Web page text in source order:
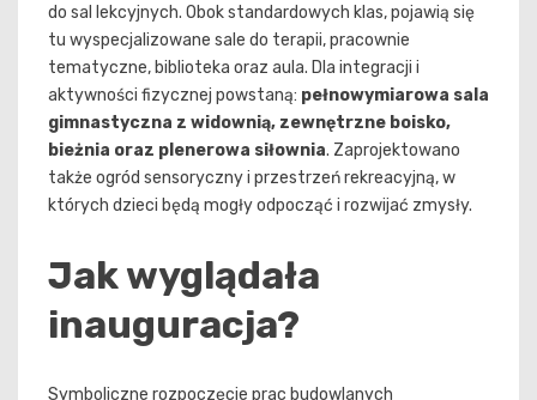
do sal lekcyjnych. Obok standardowych klas, pojawią się
tu wyspecjalizowane sale do terapii, pracownie
tematyczne, biblioteka oraz aula. Dla integracji i
aktywności fizycznej powstaną: pełnowymiarowa sala
gimnastyczna z widownią, zewnętrzne boisko,
bieżnia oraz plenerowa siłownia. Zaprojektowano
także ogród sensoryczny i przestrzeń rekreacyjną, w
których dzieci będą mogły odpocząć i rozwijać zmysły.
Jak wyglądała
inauguracja?
Symboliczne rozpoczęcie prac budowlanych